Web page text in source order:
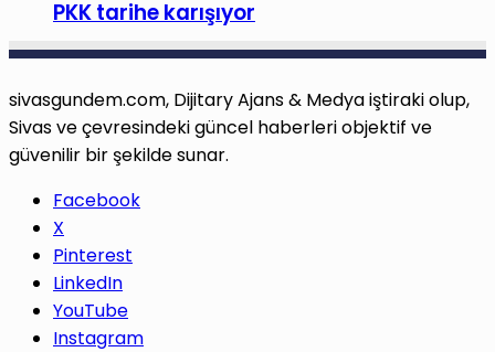
PKK tarihe karışıyor
sivasgundem.com, Dijitary Ajans & Medya iştiraki olup,
Sivas ve çevresindeki güncel haberleri objektif ve
güvenilir bir şekilde sunar.
Facebook
X
Pinterest
LinkedIn
YouTube
Instagram